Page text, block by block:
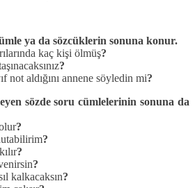
ya da sözcüklerin sonuna konur.
kaç kişi ölmüş?
?
not aldığını annene söyledin mi?
sözde soru cümlelerinin sonuna da
?
?
?
?
kalkacaksın?